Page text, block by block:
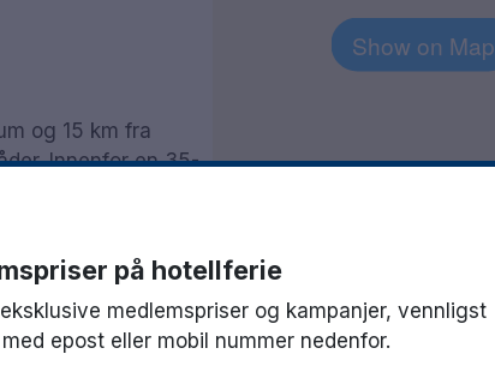
og 15 km fra
Innenfor en 35-
er du nær
Sofiero Slott? For
du kan nyte en
Show on Map
på hotellferie
medlemspriser og kampanjer, vennligst
epost eller mobil nummer nedenfor.